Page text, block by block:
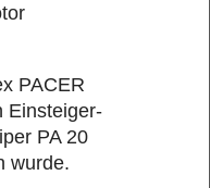
PACER
Einsteiger-
PA 20
wurde.